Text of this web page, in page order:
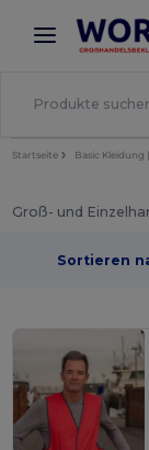
× Bessere
Startseite Basic Kleidung
Groß- und
Sortieren